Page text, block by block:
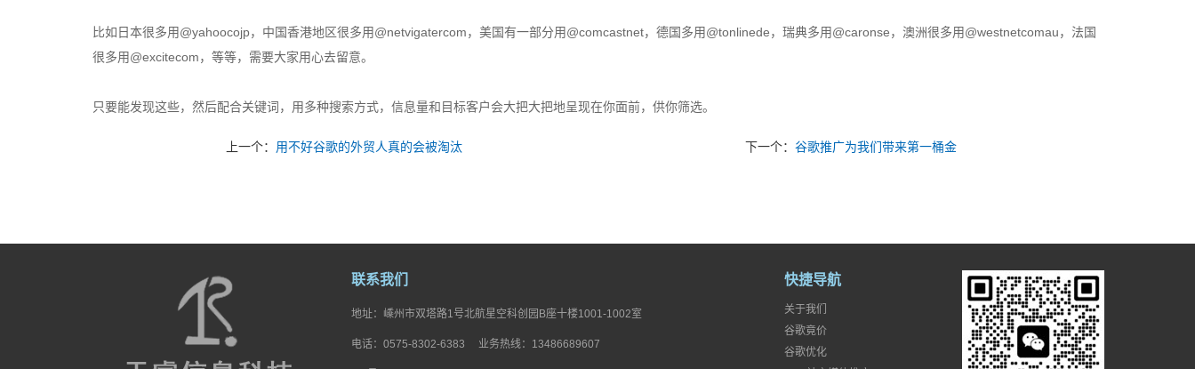
比如日本很多用@yahoocojp，中国香港地区很多用@netvigatercom，美国有一部分用@comcastnet，德国多用@tonlinede，瑞典多用@caronse，澳洲很多用@westnetcomau，法国
很多用@excitecom，等等，需要大家用心去留意。
只要能发现这些，然后配合关键词，用多种搜索方式，信息量和目标客户会大把大把地呈现在你面前，供你筛选。
上一个： 用不好谷歌的外贸人真的会被淘汰 下一个： 谷歌推广为我们带来第一桶金
联系我们
地址：嵊州市双塔路1号北航星空科创园B座十楼1001-1002室
电话：0575-8302-6383 业务热线：13486689607
快捷导航
关于我们
谷歌竟价
谷歌优化